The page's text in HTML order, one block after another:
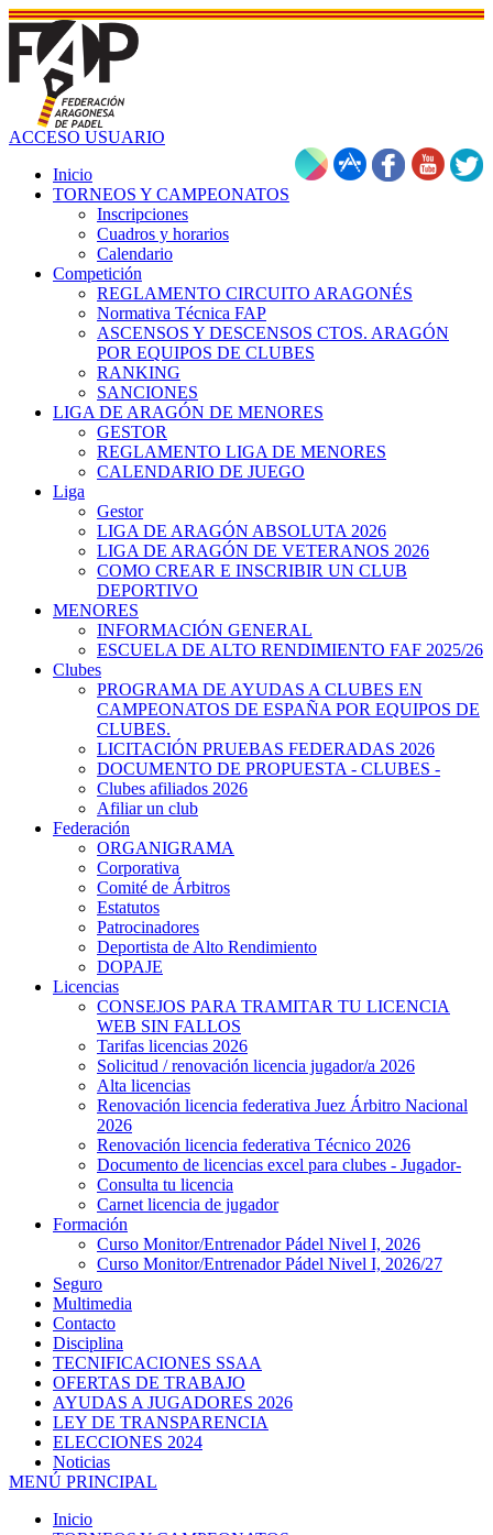
ACCESO USUARIO
Inicio
TORNEOS Y CAMPEONATOS
Inscripciones
Cuadros y horarios
Calendario
Competición
REGLAMENTO CIRCUITO ARAGONÉS
Normativa Técnica FAP
ASCENSOS Y DESCENSOS CTOS. ARAGÓN
POR EQUIPOS DE CLUBES
RANKING
SANCIONES
LIGA DE ARAGÓN DE MENORES
GESTOR
REGLAMENTO LIGA DE MENORES
CALENDARIO DE JUEGO
Liga
Gestor
LIGA DE ARAGÓN ABSOLUTA 2026
LIGA DE ARAGÓN DE VETERANOS 2026
COMO CREAR E INSCRIBIR UN CLUB
DEPORTIVO
MENORES
INFORMACIÓN GENERAL
ESCUELA DE ALTO RENDIMIENTO FAF 2025/26
Clubes
PROGRAMA DE AYUDAS A CLUBES EN
CAMPEONATOS DE ESPAÑA POR EQUIPOS DE
CLUBES.
LICITACIÓN PRUEBAS FEDERADAS 2026
DOCUMENTO DE PROPUESTA - CLUBES -
Clubes afiliados 2026
Afiliar un club
Federación
ORGANIGRAMA
Corporativa
Comité de Árbitros
Estatutos
Patrocinadores
Deportista de Alto Rendimiento
DOPAJE
Licencias
CONSEJOS PARA TRAMITAR TU LICENCIA
WEB SIN FALLOS
Tarifas licencias 2026
Solicitud / renovación licencia jugador/a 2026
Alta licencias
Renovación licencia federativa Juez Árbitro Nacional
2026
Renovación licencia federativa Técnico 2026
Documento de licencias excel para clubes - Jugador-
Consulta tu licencia
Carnet licencia de jugador
Formación
Curso Monitor/Entrenador Pádel Nivel I, 2026
Curso Monitor/Entrenador Pádel Nivel I, 2026/27
Seguro
Multimedia
Contacto
Disciplina
TECNIFICACIONES SSAA
OFERTAS DE TRABAJO
AYUDAS A JUGADORES 2026
LEY DE TRANSPARENCIA
ELECCIONES 2024
Noticias
MENÚ PRINCIPAL
Inicio